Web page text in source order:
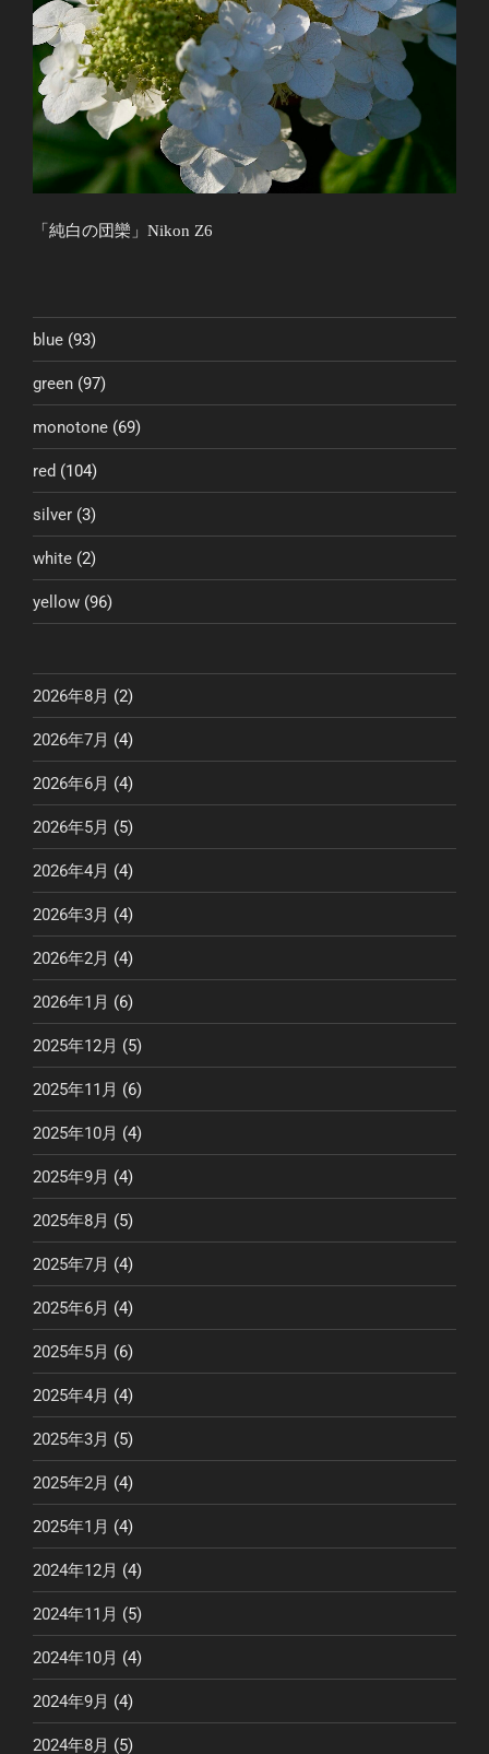
「純白の団欒」Nikon Z6
blue (93)
green (97)
monotone (69)
red (104)
silver (3)
white (2)
yellow (96)
2026年8月 (2)
2026年7月 (4)
2026年6月 (4)
2026年5月 (5)
2026年4月 (4)
2026年3月 (4)
2026年2月 (4)
2026年1月 (6)
2025年12月 (5)
2025年11月 (6)
2025年10月 (4)
2025年9月 (4)
2025年8月 (5)
2025年7月 (4)
2025年6月 (4)
2025年5月 (6)
2025年4月 (4)
2025年3月 (5)
2025年2月 (4)
2025年1月 (4)
2024年12月 (4)
2024年11月 (5)
2024年10月 (4)
2024年9月 (4)
2024年8月 (5)